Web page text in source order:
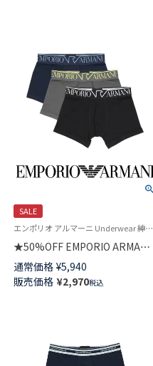
SALE
エンポリオ アルマーニ Underwear 紳士 ブランド 下着 アンダーウェア
★50%OFF EMPORIO ARMANI
メガロゴ ボクサーブリーフ 前
閉じ EUサイズ メンズ
54095168
通常価格 ¥5,940
販売価格 ¥2,970税込